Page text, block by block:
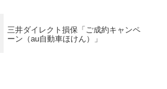
三井ダイレクト損保「ご成約キャンペ
ーン（au自動車ほけん）」